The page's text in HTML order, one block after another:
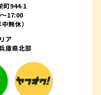
町944-1
17:00
無休）
ア
庫県北部